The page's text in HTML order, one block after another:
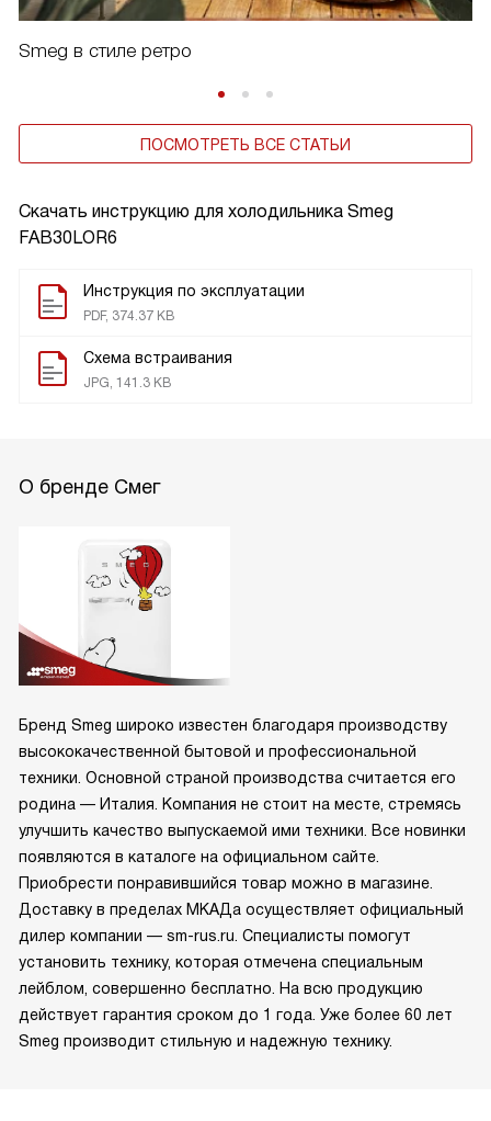
Скачать инструкцию для холодильника Smeg
FAB30LOR6
Инструкция по эксплуатации
PDF, 374.37 KB
Схема встраивания
JPG, 141.3 KB
Smeg в стиле ретро
ПОСМОТРЕТЬ ВСЕ СТАТЬИ
О бренде Смег
Бренд Smeg широко известен благодаря производству
высококачественной бытовой и профессиональной
техники. Основной страной производства считается его
родина — Италия. Компания не стоит на месте, стремясь
улучшить качество выпускаемой ими техники. Все новинки
появляются в каталоге на официальном сайте.
Приобрести понравившийся товар можно в магазине.
Доставку в пределах МКАДа осуществляет официальный
дилер компании — sm-rus.ru. Специалисты помогут
установить технику, которая отмечена специальным
лейблом, совершенно бесплатно. На всю продукцию
действует гарантия сроком до 1 года. Уже более 60 лет
Smeg производит стильную и надежную технику.